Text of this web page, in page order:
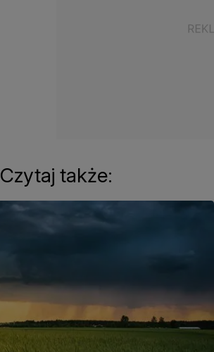
Czytaj także: